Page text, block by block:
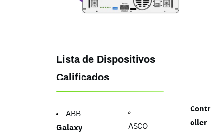
Lista de Dispositivos
Calificados
ABB –
Galaxy
ASCO
Contr
oller